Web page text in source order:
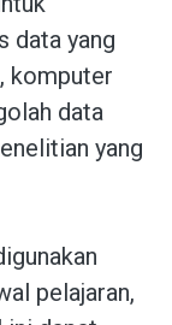
data yang
komputer
data
yang
pelajaran,